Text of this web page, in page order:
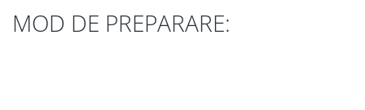
MOD DE PREPARARE: